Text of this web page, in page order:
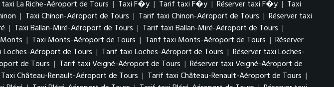
taxi La Riche-Aéroport de Tours | Taxi F�y | Tarif taxi F�y | Réserver taxi F�y | Taxi
| Taxi Chinon-Aéroport de Tours | Tarif taxi Chinon-Aéroport de Tours | Réserver taxi
| Taxi Ballan-Miré-Aéroport de Tours | Tarif taxi Ballan-Miré-Aéroport de Tours |
| Taxi Monts-Aéroport de Tours | Tarif taxi Monts-Aéroport de Tours | Réserver
Loches-Aéroport de Tours | Tarif taxi Loches-Aéroport de Tours | Réserver taxi Loches-
de Tours | Tarif taxi Veigné-Aéroport de Tours | Réserver taxi Veigné-Aéroport de
Taxi Château-Renault-Aéroport de Tours | Tarif taxi Château-Renault-Aéroport de Tours |